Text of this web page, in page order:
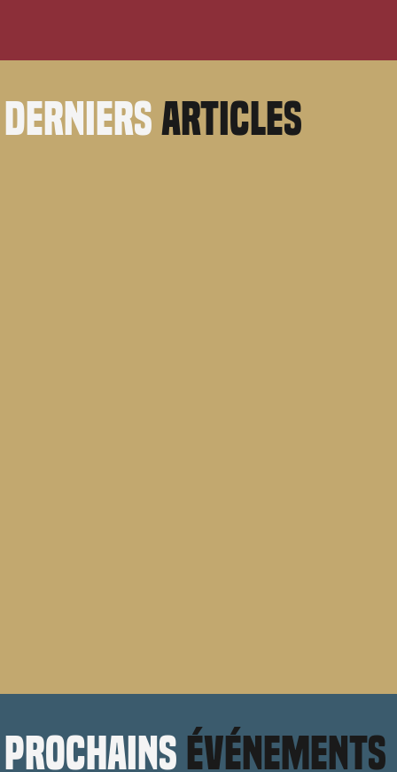
derniersarticles
prochains événements